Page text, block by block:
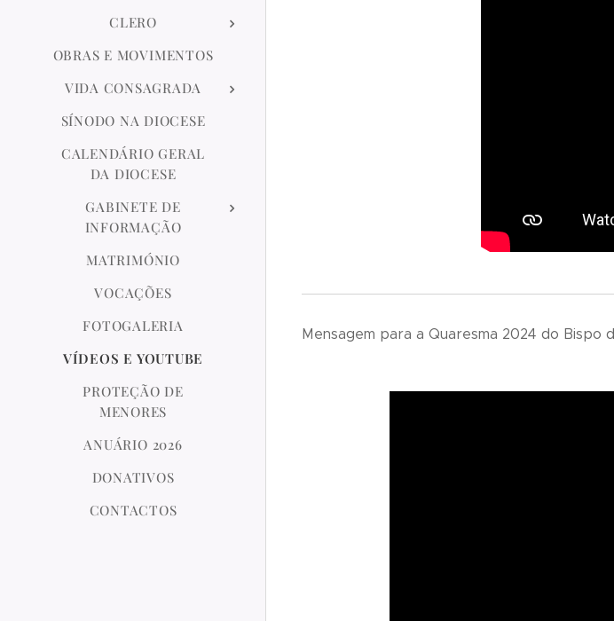
CLERO
OBRAS E MOVIMENTOS
VIDA CONSAGRADA
SÍNODO NA DIOCESE
CALENDÁRIO GERAL
DA DIOCESE
GABINETE DE
INFORMAÇÃO
MATRIMÓNIO
VOCAÇÕES
FOTOGALERIA
VÍDEOS E YOUTUBE
PROTEÇÃO DE
MENORES
ANUÁRIO 2026
DONATIVOS
CONTACTOS
Mensagem para a Quaresma 2024 do Bispo